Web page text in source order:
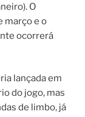
O
março e o
ocorrerá
lançada em
do jogo, mas
de limbo, já